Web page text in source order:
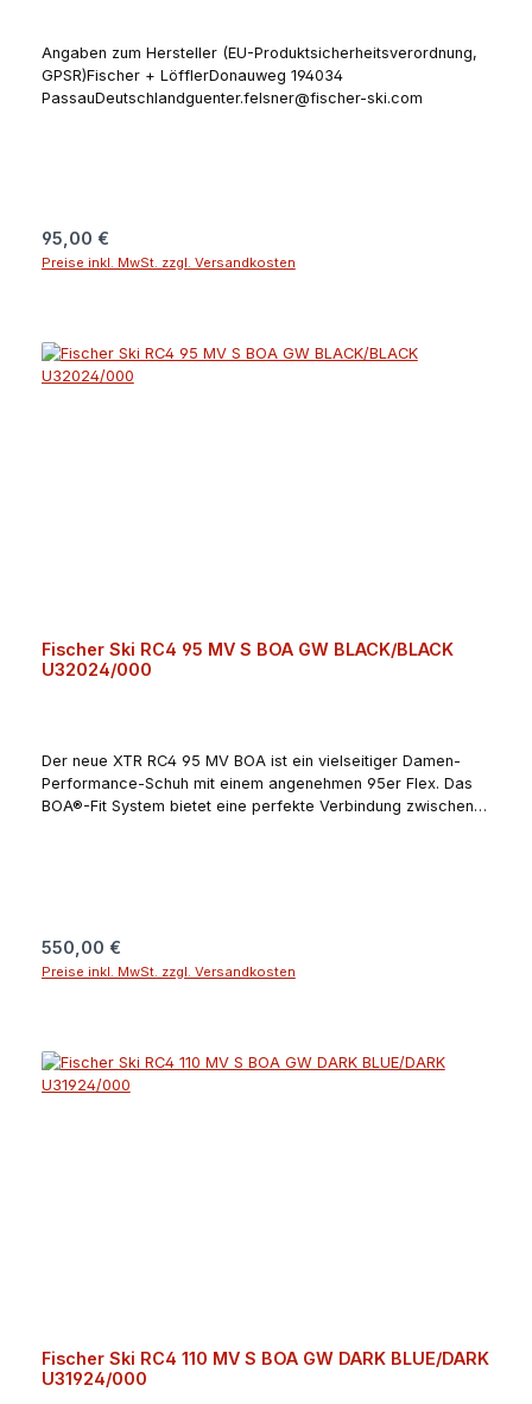
Angaben zum Hersteller (EU-Produktsicherheitsverordnung,
GPSR)Fischer + LöfflerDonauweg 194034
PassauDeutschlandguenter.felsner@fischer-ski.com
Regulärer Preis:
95,00 €
Preise inkl. MwSt. zzgl. Versandkosten
Fischer Ski RC4 95 MV S BOA GW BLACK/BLACK
U32024/000
Der neue XTR RC4 95 MV BOA ist ein vielseitiger Damen-
Performance-Schuh mit einem angenehmen 95er Flex. Das
BOA®-Fit System bietet eine perfekte Verbindung zwischen
PassauDeutschlandguenter.felsner@fischer-ski.com
Regulärer Preis:
550,00 €
Preise inkl. MwSt. zzgl. Versandkosten
Fischer Ski RC4 110 MV S BOA GW DARK BLUE/DARK
U31924/000